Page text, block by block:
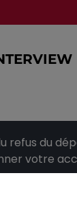
du
votre